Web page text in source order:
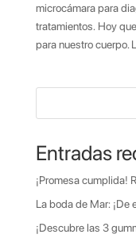
microcámara para
tratamientos. Hoy
para nuestro cuerpo.
Entradas
¡Promesa cumplida!
La boda de Mar: ¡De
¡Descubre las 3